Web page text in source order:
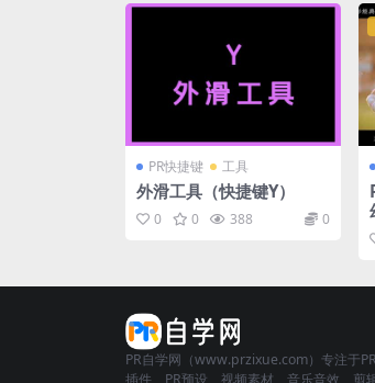
PR快捷键 工具
外滑工具（快捷键Y）
0 0 388 0
PR自学网（www.przixue.com）专注于